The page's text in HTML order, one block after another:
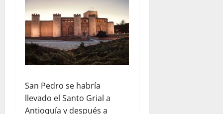
San Pedro se habría
llevado el Santo Grial a
Antioquía y después a